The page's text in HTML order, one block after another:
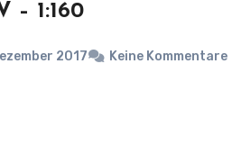
– 1:160
2017 Keine Kommentare